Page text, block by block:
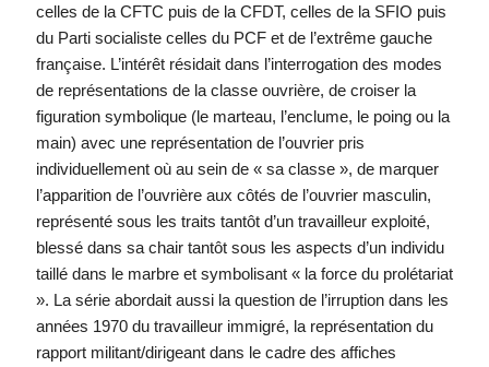
celles de la CFTC puis de la CFDT, celles de la SFIO puis
du Parti socialiste celles du PCF et de l’extrême gauche
française. L’intérêt résidait dans l’interrogation des modes
de représentations de la classe ouvrière, de croiser la
figuration symbolique (le marteau, l’enclume, le poing ou la
main) avec une représentation de l’ouvrier pris
individuellement où au sein de « sa classe », de marquer
l’apparition de l’ouvrière aux côtés de l’ouvrier masculin,
représenté sous les traits tantôt d’un travailleur exploité,
blessé dans sa chair tantôt sous les aspects d’un individu
taillé dans le marbre et symbolisant « la force du prolétariat
». La série abordait aussi la question de l’irruption dans les
années 1970 du travailleur immigré, la représentation du
rapport militant/dirigeant dans le cadre des affiches